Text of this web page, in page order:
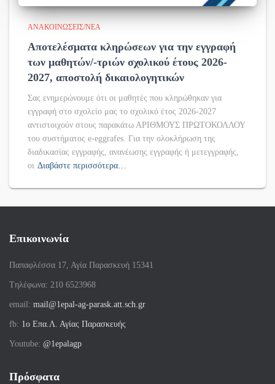
ΑΝΑΚΟΙΝΏΣΕΙΣ/ΝΈΑ
Αποτελέσματα κληρώσεων για την εγγραφή
των μαθητών/-τριών σχολικού έτους 2026-
2027, αποστολή δικαιολογητικών
Σας ενημερώνουμε ότι οι μαθητές που κληρώθηκαν για
εγγραφή στο σχολείο μας το σχολικό έτος 2026-2027
αντιστοιχούν στους παρακάτω ΑΡΙΘΜΟΥΣ ΠΡΩΤΟΚΟΛΛΟΥ
του συστήματος e-eggrafes. Για την ολοκλήρωση της
διαδικασίας εγγραφής, ανανέωσης εγγραφής ή μετεγγραφής,
οι Διαβάστε περισσότερα…
Επικοινωνία
Παπαφλέσσα 17, Αγία Παρασκευή 15341
Tηλέφωνα: 210 6523968
email: mail@1epal-ag-parask.att.sch.gr
fb: 1ο Επα.Λ. Αγίας Παρασκευής
Youtube: @1epalagp
Πρόσφατα